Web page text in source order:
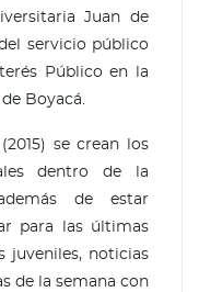
Juan de
servicio público
Público en la
Boyacá.
se crean los
dentro de la
de estar
para las últimas
juveniles, noticias
de la semana con